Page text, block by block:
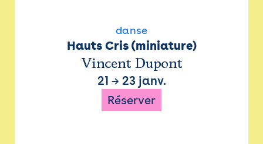
danse
Hauts Cris (miniature)
Vincent Dupont
21 → 23 janv.
Réserver